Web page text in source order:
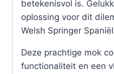
betekenisvol is.
oplossing voor dit
Welsh Springer
Deze prachtige mok
functionaliteit en een